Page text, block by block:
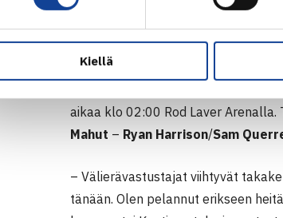
Kiellä
Välierässä vuoden 2017
aikaa klo 02:00 Rod Laver Arenalla.
Mahut – Ryan Harrison/Sam
– Välierävastustajat viihtyvät
tänään. Olen pelannut erikseen